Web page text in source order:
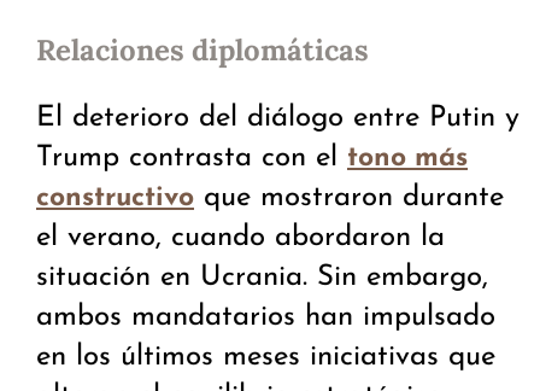
Relaciones diplomáticas
El deterioro del diálogo entre Putin y
Trump contrasta con el tono más
constructivo que mostraron durante
el verano, cuando abordaron la
situación en Ucrania. Sin embargo,
ambos mandatarios han impulsado
en los últimos meses iniciativas que